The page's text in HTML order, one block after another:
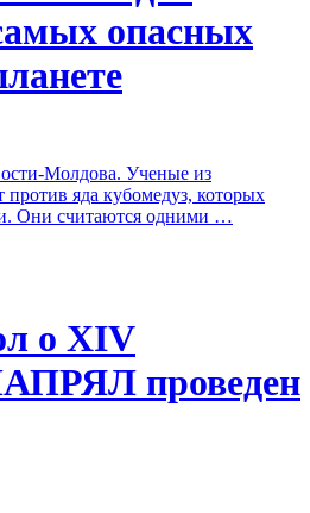
опасных
Молдова. Ученые из
яда кубомедуз, которых
Они считаются одними …
о XIV
проведен